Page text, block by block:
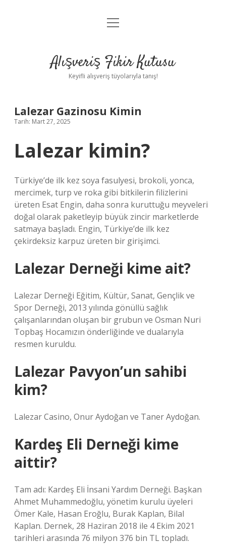
Anasayfa
Yasal Uyarı
menüyü
Alışveriş Fikir Kutusu
Keyifli alışveriş tüyolarıyla tanış!
Lalezar Gazinosu Kimin
Tarih: Mart 27, 2025
Lalezar kimin?
Türkiye’de ilk kez soya fasulyesi, brokoli, yonca,
mercimek, turp ve roka gibi bitkilerin filizlerini
üreten Esat Engin, daha sonra kuruttuğu meyveleri
doğal olarak paketleyip büyük zincir marketlerde
satmaya başladı. Engin, Türkiye’de ilk kez
çekirdeksiz karpuz üreten bir girişimci.
Lalezar Derneği kime ait?
Lalezar Derneği Eğitim, Kültür, Sanat, Gençlik ve
Spor Derneği, 2013 yılında gönüllü sağlık
çalışanlarından oluşan bir grubun ve Osman Nuri
Topbaş Hocamızın önderliğinde ve dualarıyla
resmen kuruldu.
Lalezar Pavyon’un sahibi
kim?
Lalezar Casino, Onur Aydoğan ve Taner Aydoğan.
Kardeş Eli Derneği kime
aittir?
Tam adı: Kardeş Eli İnsani Yardım Derneği. Başkan
Ahmet Muhammedoğlu, yönetim kurulu üyeleri
Ömer Kale, Hasan Eroğlu, Burak Kaplan, Bilal
Kaplan. Dernek, 28 Haziran 2018 ile 4 Ekim 2021
tarihleri ​​arasında 76 milyon 376 bin TL topladı.